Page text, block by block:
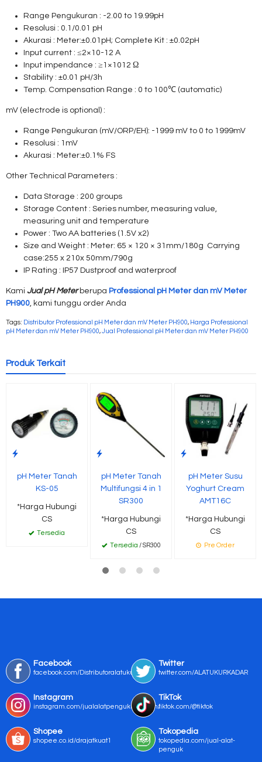
Range Pengukuran : -2.00 to 19.99pH
Resolusi : 0.1/0.01 pH
Akurasi : Meter:±0.01pH; Complete Kit : ±0.02pH
Input current : ≤2×10-12 A
Input impendance : ≥1×1012 Ω
Stability : ±0.01 pH/3h
Temp. Compensation Range : 0 to 100℃ (automatic)
mV (electrode is optional) :
Range Pengukuran (mV/ORP/EH): -1999 mV to 0 to 1999mV
Resolusi : 1mV
Akurasi : Meter:±0.1% FS
Other Technical Parameters :
Data Storage : 200 groups
Storage Content : Series number, measuring value,
measuring unit and temperature
Power : Two AA batteries (1.5V x2)
Size and Weight : Meter: 65 × 120 × 31mm/180g Carrying
case:255 x 210x 50mm/790g
IP Rating : IP57 Dustproof and waterproof
Kami Jual pH Meterberupa Professional pH Meter dan mV Meter
PH900, kami tunggu order Anda
Tags: Distributor Professional pH Meter dan mV Meter PH900, Harga Professional
pH Meter dan mV Meter PH900,Jual Professional pH Meter dan mV Meter PH900
Produk Terkait
pH Meter Tanah
KS-05
*Harga Hubungi
CS
Tersedia
pH Meter Tanah
Multifungsi 4 in 1
SR300
*Harga Hubungi
CS
Tersedia / SR300
pH Meter Susu
Yoghurt Cream
AMT16C
*Harga Hubungi
CS
Pre Order
Facebook
facebook.com/Distributoralatukur
Twitter
twitter.com/ALATUKURKADAR
Instagram
instagram.com/jualalatpengukurmurah/
TikTok
tiktok.com/@tiktok
Shopee
shopee.co.id/drajatkuat1
Tokopedia
tokopedia.com/jual-alat-
penguk